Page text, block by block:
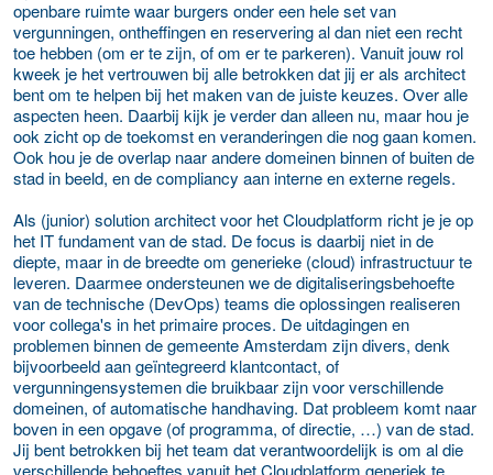
openbare ruimte waar burgers onder een hele set van
vergunningen, ontheffingen en reservering al dan niet een recht
toe hebben (om er te zijn, of om er te parkeren). Vanuit jouw rol
kweek je het vertrouwen bij alle betrokken dat jij er als architect
bent om te helpen bij het maken van de juiste keuzes. Over alle
aspecten heen. Daarbij kijk je verder dan alleen nu, maar hou je
ook zicht op de toekomst en veranderingen die nog gaan komen.
Ook hou je de overlap naar andere domeinen binnen of buiten de
stad in beeld, en de compliancy aan interne en externe regels.
Als (junior) solution architect voor het Cloudplatform richt je je op
het IT fundament van de stad. De focus is daarbij niet in de
diepte, maar in de breedte om generieke (cloud) infrastructuur te
leveren. Daarmee ondersteunen we de digitaliseringsbehoefte
van de technische (DevOps) teams die oplossingen realiseren
voor collega's in het primaire proces. De uitdagingen en
problemen binnen de gemeente Amsterdam zijn divers, denk
bijvoorbeeld aan geïntegreerd klantcontact, of
vergunningensystemen die bruikbaar zijn voor verschillende
domeinen, of automatische handhaving. Dat probleem komt naar
boven in een opgave (of programma, of directie, …) van de stad.
Jij bent betrokken bij het team dat verantwoordelijk is om al die
verschillende behoeftes vanuit het Cloudplatform generiek te